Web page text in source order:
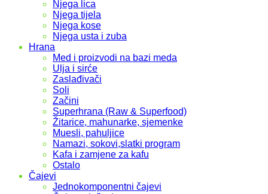
Njega lica
Njega tijela
Njega kose
Njega usta i zuba
Hrana
Med i proizvodi na bazi meda
Ulja i sirće
Zaslađivači
Soli
Začini
Superhrana (Raw & Superfood)
Žitarice, mahunarke, sjemenke
Muesli, pahuljice
Namazi, sokovi,slatki program
Kafa i zamjene za kafu
Ostalo
Čajevi
Jednokomponentni čajevi